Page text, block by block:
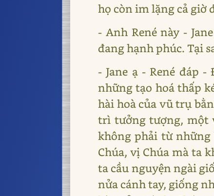
họ còn im lặng cả giờ
- Anh René này -
đang hạnh phúc. Tại
- Jane ạ - René đáp
những tạo hoá thấp
hài hoà của vũ trụ
trì tưởng tượng, một
không phải từ những
Chúa, vị Chúa mà ta
ta cầu nguyện ngài
nửa cánh tay, giống